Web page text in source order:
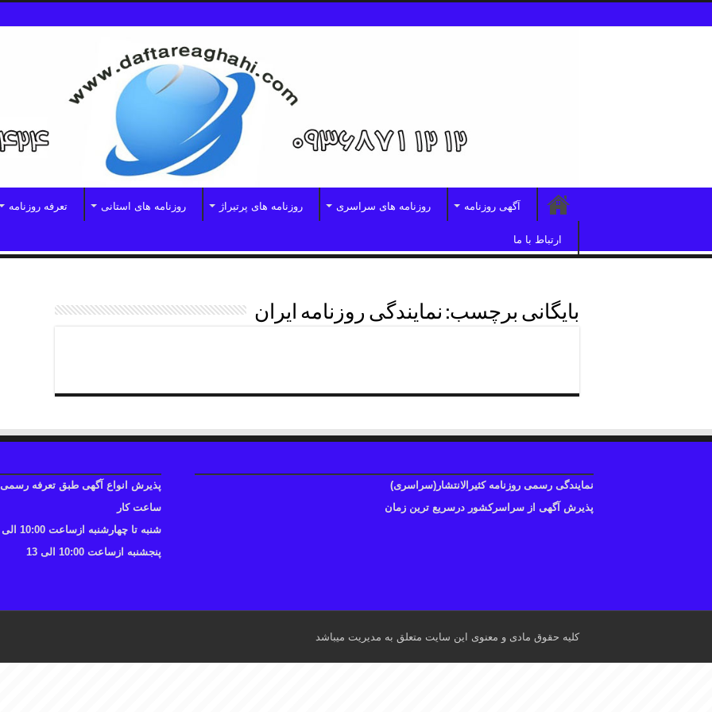
آگهی روزنامه روزنامه های سراسری روزنامه های پرتیراژ روزنامه های استانی تعرفه روزنامه
ارتباط با ما
بایگانی برچسب: نمایندگی روزنامه ایران
نمایندگی رسمی روزنامه کثیرالانتشار(سراسری)
پذیرش آگهی از سراسرکشور درسریع ترین زمان
پذیرش انواع آگهی طبق تعرفه رسمی
ساعت کار
شنبه تا چهارشنبه ازساعت 10:00 الی 17
پنجشنبه ازساعت 10:00 الی 13
کلیه حقوق مادی و معنوی این سایت متعلق به مدیریت میباشد